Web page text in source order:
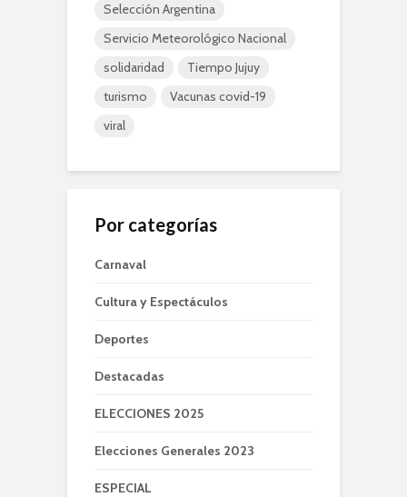
Selección Argentina
Servicio Meteorológico Nacional
solidaridad
Tiempo Jujuy
turismo
Vacunas covid-19
viral
Por categorías
Carnaval
Cultura y Espectáculos
Deportes
Destacadas
ELECCIONES 2025
Elecciones Generales 2023
ESPECIAL